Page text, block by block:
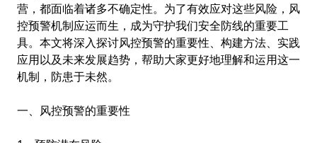
营，都面临着诸多不确定性。为了有效应对这些风险，风
控预警机制应运而生，成为守护我们安全防线的重要工
具。本文将深入探讨风控预警的重要性、构建方法、实践
应用以及未来发展趋势，帮助大家更好地理解和运用这一
机制，防患于未然。
一、风控预警的重要性